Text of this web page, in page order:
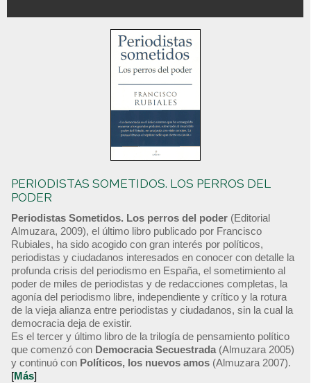
PERIODISTAS SOMETIDOS. LOS PERROS DEL
PODER
Periodistas Sometidos. Los perros del poder (Editorial
Almuzara, 2009), el último libro publicado por Francisco
Rubiales, ha sido acogido con gran interés por políticos,
periodistas y ciudadanos interesados en conocer con detalle la
profunda crisis del periodismo en España, el sometimiento al
poder de miles de periodistas y de redacciones completas, la
agonía del periodismo libre, independiente y crítico y la rotura
de la vieja alianza entre periodistas y ciudadanos, sin la cual la
democracia deja de existir.
Es el tercer y último libro de la trilogía de pensamiento político
que comenzó con Democracia Secuestrada (Almuzara 2005)
y continuó con Políticos, los nuevos amos (Almuzara 2007).
[Más]